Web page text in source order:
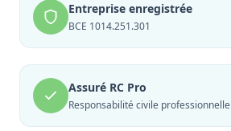
Entreprise enregistrée
BCE 1014.251.301
Assuré RC Pro
Responsabilité civile professionnelle